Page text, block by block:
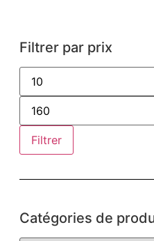
Filtrer par prix
Filtrer
Catégories de